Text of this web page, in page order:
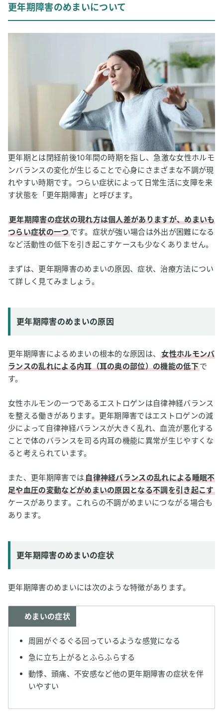
水素吸入が更年期障害のめまいを予防・改善する可能性
活性酸素が更年期障害のめまいの発症に関わっている？
抗酸化物質が内耳の機能低下によるめまいを改善する？
【私はこう考える】水素吸入と更年期のめまい
更年期障害のめまいについて
更年期とは閉経前後10年間の時期を指し、急激な女性ホルモ
ンバランスの変化が生じることで心身にさまざまな不調が現
れやすい時期です。つらい症状によって日常生活に支障を来
す状態を「更年期障害」と呼びます。
更年期障害の症状の現れ方は個人差がありますが、めまいも
つらい症状の一つです。症状が強い場合は外出が困難になる
など活動性の低下を引き起こすケースも少なくありません。
まずは、更年期障害のめまいの原因、症状、治療方法につい
て詳しく見てみましょう。
更年期障害のめまいの原因
更年期障害によるめまいの根本的な原因は、女性ホルモンバ
ランスの乱れによる内耳（耳の奥の部位）の機能の低下で
す。
女性ホルモンの一つであるエストロゲンは自律神経バランス
を整える働きがあります。更年期障害ではエストロゲンの減
少によって自律神経バランスが大きく乱れ、血流が悪化する
ことで体のバランスを司る内耳の機能に異常が生じやすくな
ると考えられています。
また、更年期障害では自律神経バランスの乱れによる睡眠不
足や血圧の変動などがめまいの原因となる不調を引き起こす
ケースがあります。これらの不調がめまいにつながる場合も
あります。
更年期障害のめまいの症状
更年期障害のめまいには次のような特徴があります。
めまいの症状
周囲がぐるぐる回っているような感覚になる
急に立ち上がるとふらふらする
動悸、頭痛、不安感など他の更年期障害の症状を伴
いやすい